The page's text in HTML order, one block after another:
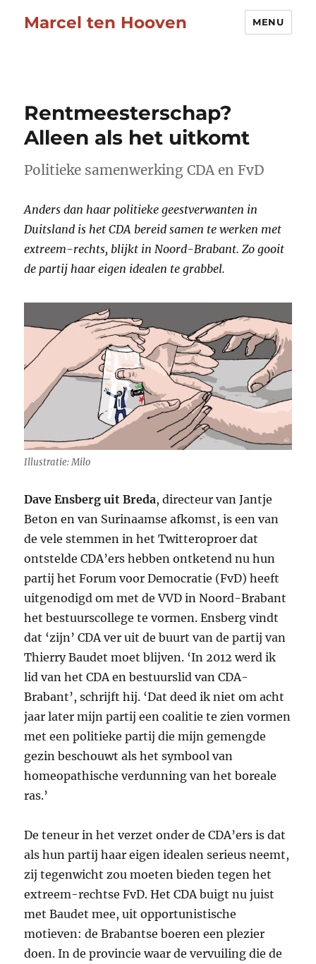
Marcel ten Hooven MENU
Rentmeesterschap?
Alleen als het uitkomt
Politieke samenwerking CDA en FvD
Anders dan haar politieke geestverwanten in
Duitsland is het CDA bereid samen te werken met
extreem-rechts, blijkt in Noord-Brabant. Zo gooit
de partij haar eigen idealen te grabbel.
Illustratie: Milo
Dave Ensberg uit Breda, directeur van Jantje
Beton en van Surinaamse afkomst, is een van
de vele stemmen in het Twitteroproer dat
ontsteldeCDA’ers hebben ontketend nu hun
partij het Forum voor Democratie (FvD) heeft
uitgenodigd om met deVVD in Noord-Brabant
het bestuurscollege te vormen. Ensberg vindt
dat ‘zijn’CDA ver uit de buurt van de partij van
Thierry Baudet moet blijven. ‘In 2012 werd ik
lid van hetCDA en bestuurslid vanCDA-
Brabant’, schrijft hij. ‘Dat deed ik niet om acht
jaar later mijn partij een coalitie te zien vormen
met een politieke partij die mijn gemengde
gezin beschouwt als het symbool van
homeopathische verdunning van het boreale
ras.’
De teneur in het verzet onder deCDA’ers is dat
als hun partij haar eigen idealen serieus neemt,
zij tegenwicht zou moeten bieden tegen het
extreem-rechtse FvD. HetCDA buigt nu juist
met Baudet mee, uit opportunistische
motieven: de Brabantse boeren een plezier
doen. In de provincie waar de vervuiling die de